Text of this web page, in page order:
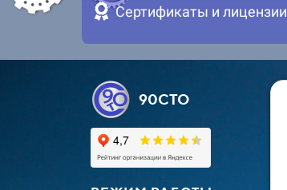
Сертификаты и лицензии
90СТО